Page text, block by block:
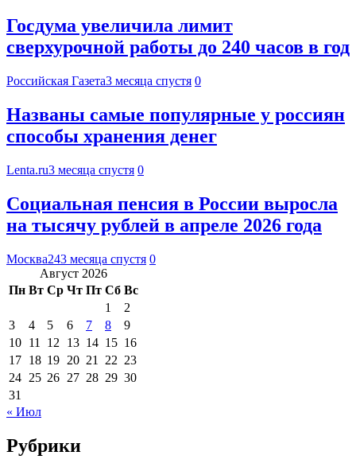
Госдума увеличила лимит
сверхурочной работы до 240 часов в год
Российская Газета3 месяца спустя 0
Названы самые популярные у россиян
способы хранения денег
Lenta.ru3 месяца спустя 0
Социальная пенсия в России выросла
на тысячу рублей в апреле 2026 года
Москва243 месяца спустя 0
Август 2026
Пн Вт Ср Чт Пт Сб Вс
1
2
3
4 5 6 7 8
9
10 11 12 13 14 15 16
17 18 19 20 21 22 23
24 25 26 27 28 29 30
31
« Июл
Рубрики